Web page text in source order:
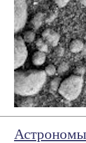
Астрономы